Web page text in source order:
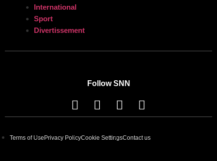
International
Sport
Divertissement
Follow SNN
Terms of UsePrivacy PolicyCookie SettingsContact us